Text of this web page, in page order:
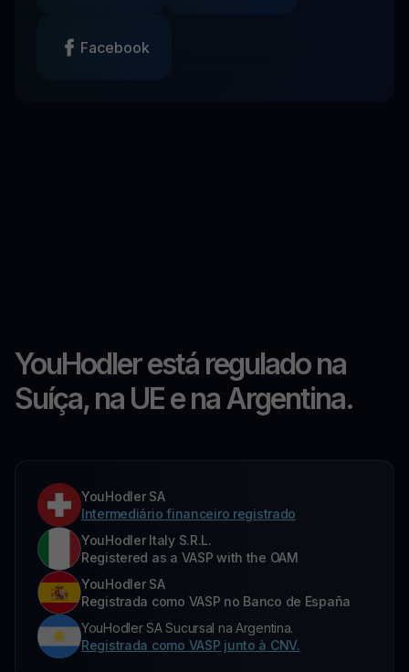
Facebook
YouHodler está regulado na
Suíça, na UE e na Argentina.
YouHodler SA
Intermediário financeiro registrado
YouHodler Italy S.R.L.
Registered as a VASP with the OAM
YouHodler SA
Registrada como VASP no Banco de España
YouHodler SA Sucursal na Argentina.
Registrada como VASP junto à CNV.